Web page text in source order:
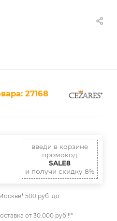
27168
введи в корзине
промокод
SALE8
и получи скидку 8%
500 руб. до
от 30.000 руб!!!*